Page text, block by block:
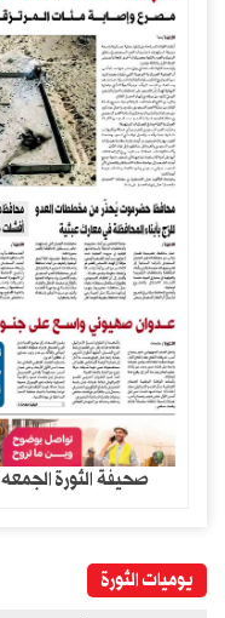
صحيفة الثورة الجمعه 24 صفر 1448- 7 اغسطس 2026
يوميات الثورة